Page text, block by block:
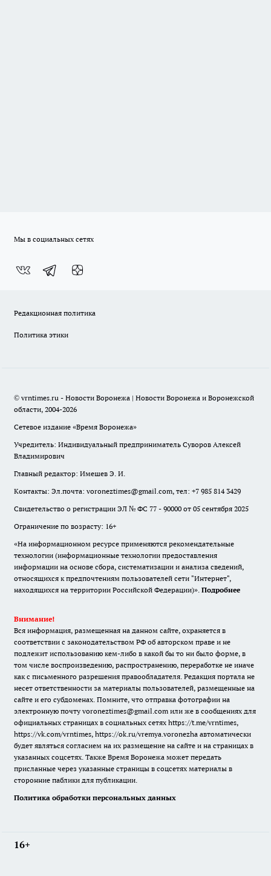
Мы в социальных сетях
Редакционная политика
Политика этики
© vrntimes.ru - Новости Воронежа | Новости Воронежа и Воронежской
области, 2004-2026
Сетевое издание «Время Воронежа»
Учредитель: Индивидуальный предприниматель Суворов Алексей
Владимирович
Главный редактор: Имешев Э. И.
Контакты: Эл.почта: voroneztimes@gmail.com, тел: +7 985 814 3429
Свидетельство о регистрации ЭЛ № ФС 77 - 90000 от 05 сентября 2025
Ограничение по возрасту: 16+
«На информационном ресурсе применяются рекомендательные
технологии (информационные технологии предоставления
информации на основе сбора, систематизации и анализа сведений,
относящихся к предпочтениям пользователей сети "Интернет",
находящихся на территории Российской Федерации)». Подробнее
Внимание!
Вся информация, размещенная на данном сайте, охраняется в
соответствии с законодательством РФ об авторском праве и не
подлежит использованию кем-либо в какой бы то ни было форме, в
том числе воспроизведению, распространению, переработке не иначе
как с письменного разрешения правообладателя. Редакция портала не
несет ответственности за материалы пользователей, размещенные на
сайте и его субдоменах. Помните, что отправка фотографии на
электронную почту voroneztimes@gmail.com или же в сообщениях для
официальных страницах в социальных сетях https://t.me/vrntimes,
https://vk.com/vrntimes, https://ok.ru/vremya.voronezha автоматически
будет являться согласием на их размещение на сайте и на страницах в
указанных соцсетях. Также Время Воронежа может передать
присланные через указанные страницы в соцсетях материалы в
сторонние паблики для публикации.
Политика обработки персональных данных
16+